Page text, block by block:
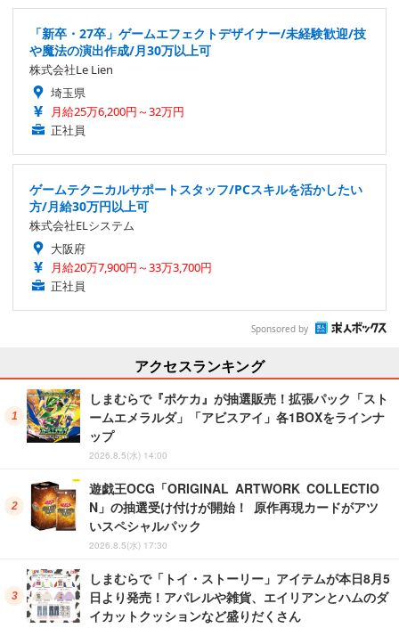
「新卒・27卒」ゲームエフェクトデザイナー/未経験歓迎/技
や魔法の演出作成/月30万以上可
株式会社Le Lien
埼玉県
月給25万6,200円～32万円
正社員
ゲームテクニカルサポートスタッフ/PCスキルを活かしたい
方/月給30万円以上可
株式会社ELシステム
大阪府
月給20万7,900円～33万3,700円
正社員
Sponsored by
アクセスランキング
しまむらで『ポケカ』が抽選販売！拡張パック「スト
ームエメラルダ」「アビスアイ」各1BOXをラインナ
ップ
2026.8.5(水) 14:00
遊戯王OCG「ORIGINAL ARTWORK COLLECTIO
N」の抽選受け付けが開始！ 原作再現カードがアツ
いスペシャルパック
2026.8.5(水) 17:30
しまむらで「トイ・ストーリー」アイテムが本日8月5
日より発売！アパレルや雑貨、エイリアンとハムのダ
イカットクッションなど盛りだくさん